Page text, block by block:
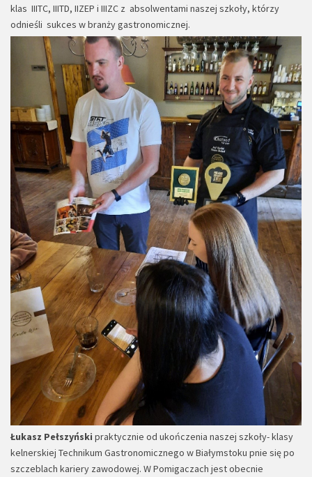
klas IIITC, IIITD, IIZEP i IIIZC z absolwentami naszej szkoły, którzy
odnieśli sukces w branży gastronomicznej.
Łukasz Pełszyński praktycznie od ukończenia naszej szkoły- klasy
kelnerskiej Technikum Gastronomicznego w Białymstoku pnie się po
szczeblach kariery zawodowej. W Pomigaczach jest obecnie